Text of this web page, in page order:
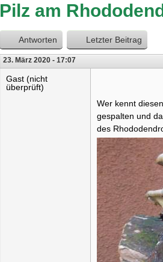
Pilz am
Antworten Letzter Beitrag
23. März 2020 - 17:07
Gast (nicht
überprüft)
Wer kennt
gespalten und
des